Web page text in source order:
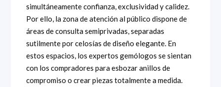
simultáneamente confianza, exclusividad y calidez.
Por ello, la zona de atención al público dispone de
áreas de consulta semiprivadas, separadas
sutilmente por celosías de diseño elegante. En
estos espacios, los expertos gemólogos se sientan
con los compradores para esbozar anillos de
compromiso o crear piezas totalmente a medida.